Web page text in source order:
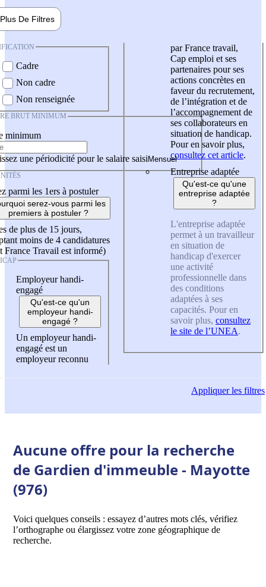
Plus De Filtres
Cadre
Non cadre
Non renseignée
BRUT MINIMUM
minimum
une périodicité pour le salaire saisi
parmi les 1ers à postuler
serez-vous parmi les
premiers à postuler ?
de plus de 15 jours,
moins de 4 candidatures
France Travail est informé)
Employeur handi-
engagé
Qu'est-ce qu'un
employeur handi-
engagé ?
Un employeur handi-
engagé est un
employeur reconnu
par France travail,
Cap emploi et ses
partenaires pour ses
actions concrètes en
faveur du recrutement,
de l’intégration et de
l’accompagnement de
ses collaborateurs en
situation de handicap.
Pour en savoir plus,
consultez cet article.
Entreprise adaptée
Qu'est-ce qu'une
entreprise adaptée
?
L'entreprise adaptée
permet à un travailleur
en situation de
handicap d'exercer
une activité
professionnelle dans
des conditions
adaptées à ses
capacités. Pour en
savoir plus, consultez
le site de l’UNEA.
Appliquerles filtres
Aucune offre pour la recherche
de Gardien d'immeuble - Mayotte
(976)
Voici quelques conseils : essayez d’autres mots clés, vérifiez
l’orthographe ou élargissez votre zone géographique de
recherche.